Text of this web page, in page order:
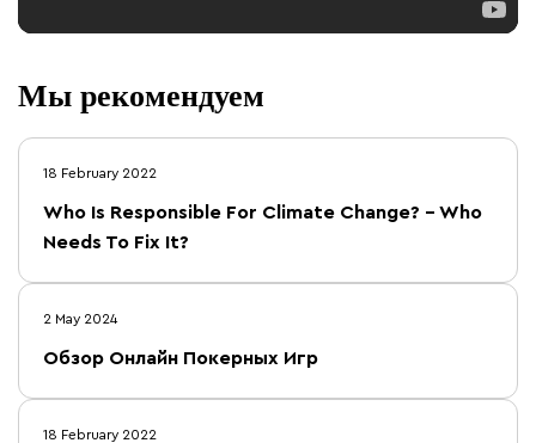
Мы рекомендуем
18 February 2022
Who Is Responsible For Climate Change? – Who
Needs To Fix It?
2 May 2024
Обзор Онлайн Покерных Игр
18 February 2022